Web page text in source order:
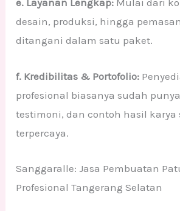
e. Layanan Lengkap: Mulai dari
desain, produksi, hingga
ditangani dalam satu paket.
f. Kredibilitas & Portofolio:
profesional biasanya sudah
testimoni, dan contoh hasil karya
terpercaya.
Sanggaralle: Jasa Pembuatan
Profesional Tangerang Selatan